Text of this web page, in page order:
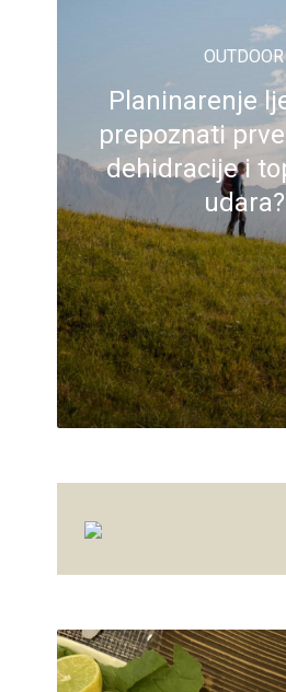
OUTDOOR
Planinarenje
prepoznati
dehidracije i
udara?